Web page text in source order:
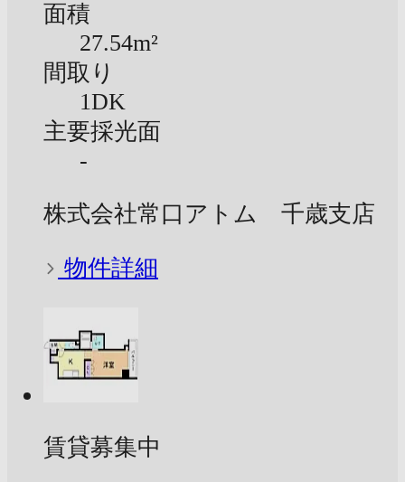
面積
27.54m²
間取り
1DK
主要採光面
-
株式会社常口アトム 千歳支店
物件詳細
賃貸募集中